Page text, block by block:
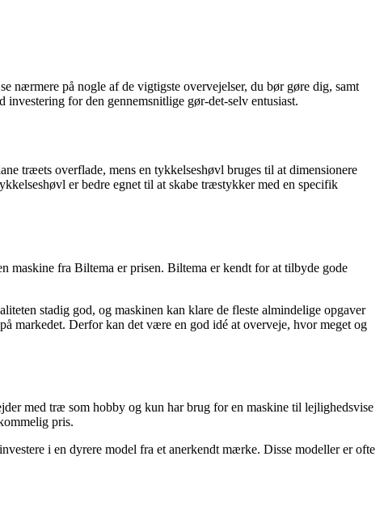
nærmere på nogle af de vigtigste overvejelser, du bør gøre dig, samt
for den gennemsnitlige gør-det-selv entusiast.
træets overflade, mens en tykkelseshøvl bruges til at dimensionere
er bedre egnet til at skabe træstykker med en specifik
maskine fra Biltema er prisen. Biltema er kendt for at tilbyde gode
stadig god, og maskinen kan klare de fleste almindelige opgaver
markedet. Derfor kan det være en god idé at overveje, hvor meget og
med træ som hobby og kun har brug for en maskine til lejlighedsvise
pris.
i en dyrere model fra et anerkendt mærke. Disse modeller er ofte